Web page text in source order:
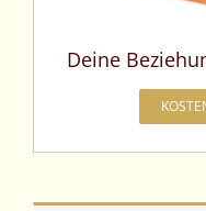
Deine